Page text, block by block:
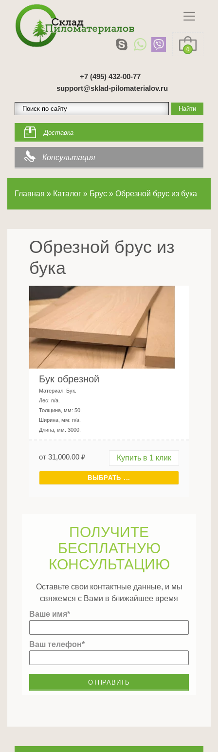
0
+7 (495) 432-00-77
support@sklad-pilomaterialov.ru
Доставка
Консультация
Главная » Каталог » Брус » Обрезной брус из бука
Обрезной брус из
бука
Бук обрезной
Материал: Бук
Лес: n/a
Толщина, мм: 50
Ширина, мм: n/a
Длина, мм: 3000
от 31,000.00 ₽ Купить в 1 клик
ВЫБРАТЬ ...
ПОЛУЧИТЕ
БЕСПЛАТНУЮ
КОНСУЛЬТАЦИЮ
Оставьте свои контактные данные, и мы
свяжемся с Вами в ближайшее время
Ваше имя*
Ваш телефон*